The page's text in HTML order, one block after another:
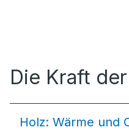
Die Kraft
Holz: Wärme und